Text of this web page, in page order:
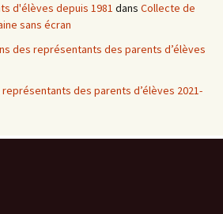
d'élèves depuis 1981 dans Collecte de
sans écran
des représentants des parents d’élèves
des parents d’élèves 2021-